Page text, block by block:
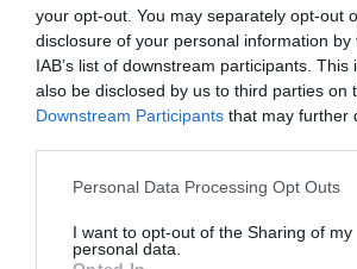
your opt-out. You may separately opt-out
disclosure of your personal information
IAB’s list of downstream participants.
also be disclosed by us to third parties on
Downstream Participants that may further
Personal Data Processing Opt Outs
I want to opt-out of the Sharing of my
personal data.
Η αλήθεια για τον
Τα «λαϊκά ομόλογα»
πολίτες οι οποίοι διαθέτουν ποσά